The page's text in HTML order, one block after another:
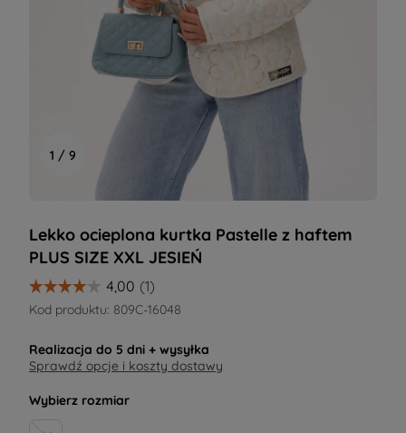
1 / 9
Lekko ocieplona kurtka Pastelle z haftem
PLUS SIZE XXL JESIEŃ
Kod produktu: 809C-16048
Realizacja do 5 dni + wysyłka
Sprawdź opcje i koszty dostawy
Wybierz rozmiar